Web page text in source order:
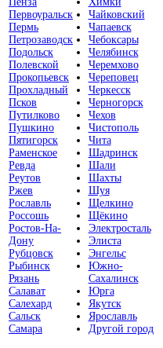
Первоуральск
Пермь
Петрозаводск
Подольск
Полевской
Прокопьевск
Прохладный
Псков
Путилково
Пушкино
Пятигорск
Раменское
Ревда
Реутов
Ржев
Рославль
Россошь
Ростов-На-
Дону
Рубцовск
Рыбинск
Рязань
Салават
Салехард
Сальск
Самара
Чайковский
Чапаевск
Чебоксары
Челябинск
Черемхово
Череповец
Черкесск
Черногорск
Чехов
Чистополь
Чита
Шадринск
Шали
Шахты
Шуя
Щелкино
Щёкино
Электросталь
Элиста
Энгельс
Южно-
Сахалинск
Юрга
Якутск
Ярославль
Другой город